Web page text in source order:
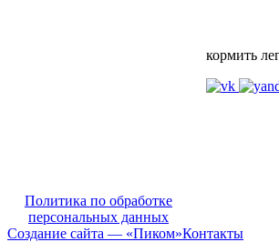
кормить
Политика по обработке
персональных данных
Создание сайта — «Пиком»Контакты